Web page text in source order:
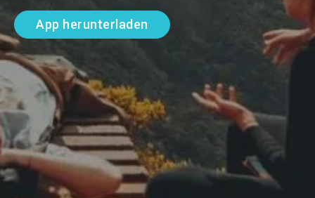
App herunterladen